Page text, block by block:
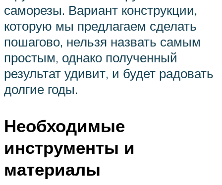
саморезы. Вариант конструкции,
которую мы предлагаем сделать
пошагово, нельзя назвать самым
простым, однако полученный
результат удивит, и будет радовать
долгие годы.
Необходимые
инструменты и
материалы